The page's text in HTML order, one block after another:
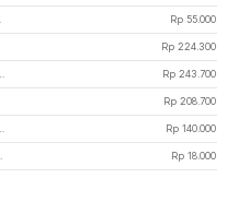
Rp 55.000
Rp 224.300
Rp 243.700
Rp 208.700
Rp 140.000
Rp 18.000